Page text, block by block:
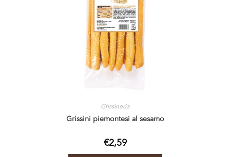
Grissineria
Grissini piemontesi al sesamo
€2,59